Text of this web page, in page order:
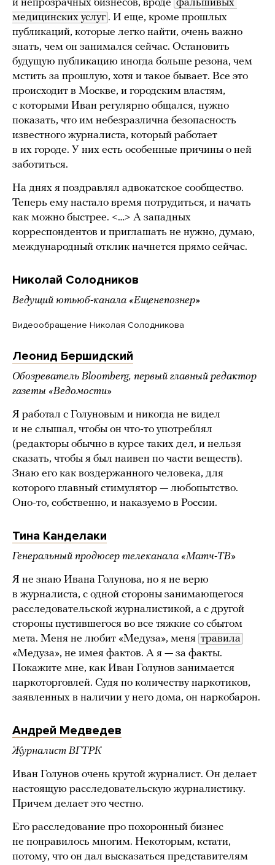
и непрозрачных бизнесов, вроде фальшивых
медицинских услуг . И еще, кроме прошлых
публикаций, которые легко найти, очень важно
знать, чем он занимался сейчас. Остановить
будущую публикацию иногда больше резона, чем
мстить за прошлую, хотя и такое бывает. Все это
происходит в Москве, и городским властям,
с которыми Иван регулярно общался, нужно
показать, что им небезразлична безопасность
известного журналиста, который работает
в их городе. У них есть особенные причины о ней
заботиться.
На днях я поздравлял адвокатское сообщество.
Теперь ему настало время потрудиться, и начать
как можно быстрее. <…> А западных
корреспондентов и приглашать не нужно, думаю,
международный отклик начнется прямо сейчас.
Николай Солодников
Ведущий ютьюб-канала «Ещенепознер»
Видеообращение Николая Солодникова
Леонид Бершидский
Обозреватель Bloomberg, первый главный редактор
газеты «Ведомости»
Я работал с Голуновым и никогда не видел
и не слышал, чтобы он что-то употреблял
(редакторы обычно в курсе таких дел, и нельзя
сказать, чтобы я был наивен по части веществ).
Знаю его как воздержанного человека, для
которого главный стимулятор — любопытство.
Оно-то, собственно, и наказуемо в России.
Тина Канделаки
Генеральный продюсер телеканала «Матч-ТВ»
Я не знаю Ивана Голунова, но я не верю
в журналиста, с одной стороны занимающегося
расследовательской журналистикой, а с другой
стороны пустившегося во все тяжкие со сбытом
мета. Меня не любит «Медуза», меня травила
«Медуза», не имея фактов. А я — за факты.
Покажите мне, как Иван Голунов занимается
наркоторговлей. Судя по количеству наркотиков,
заявленных в наличии у него дома, он наркобарон.
Андрей Медведев
Журналист ВГТРК
Иван Голунов очень крутой журналист. Он делает
настоящую расследовательскую журналистику.
Причем делает это честно.
Его расследование про похоронный бизнес
не понравилось многим. Некоторым, кстати,
потому, что он дал высказаться представителям